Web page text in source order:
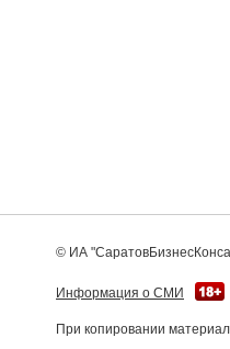
© ИА
Информация о СМИ
При копировании